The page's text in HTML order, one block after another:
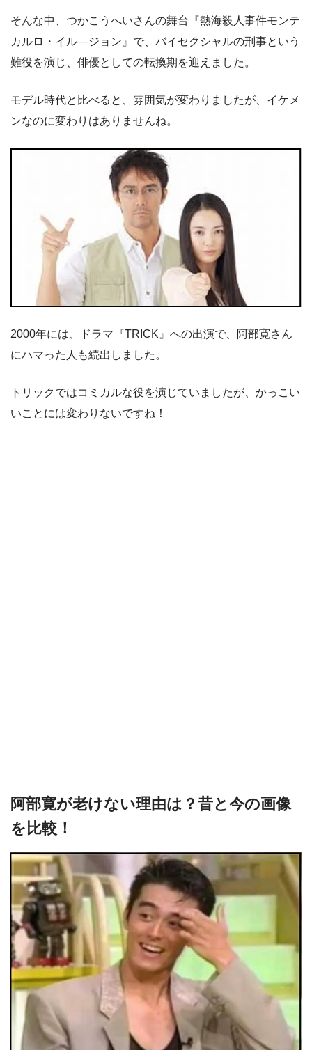
そんな中、つかこうへいさんの舞台『熱海殺人事件モンテ
カルロ・イル―ジョン』で、バイセクシャルの刑事という
難役を演じ、俳優としての転換期を迎えました。
モデル時代と比べると、雰囲気が変わりましたが、イケメ
ンなのに変わりはありませんね。
2000年には、ドラマ『TRICK』への出演で、阿部寛さん
にハマった人も続出しました。
トリックではコミカルな役を演じていましたが、かっこい
いことには変わりないですね！
阿部寛が老けない理由は？昔と今の画像
を比較！